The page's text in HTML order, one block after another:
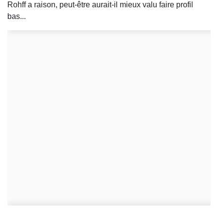
Rohff a raison, peut-être aurait-il mieux valu faire profil
bas...